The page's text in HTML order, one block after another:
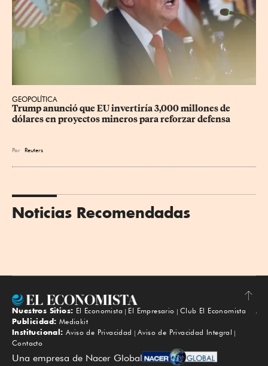
GEOPOLÍTICA
Trump anunció que EU invertiría 3,000 millones de
dólares en proyectos mineros para reforzar defensa
Por Reuters
Noticias Recomendadas
Subir
Nuestros Sitios: El Economista El Empresario
Club El Economista
Publicidad: Mediakit
Institucional: Aviso de Privacidad
Aviso de Privacidad Integral
Contacto
Una empresa de Nacer Global